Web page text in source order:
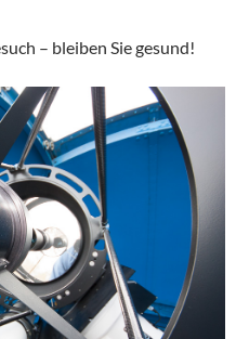
– bleiben Sie gesund!